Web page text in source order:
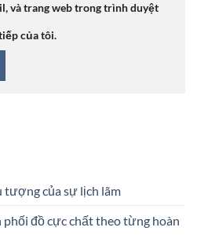
và trang web trong trình duyệt
của tôi.
tượng của sự lịch lãm
phối đồ cực chất theo từng hoàn